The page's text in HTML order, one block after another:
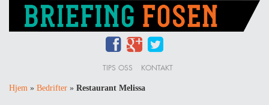
TIPS OSS KONTAKT
Hjem » Bedrifter » Restaurant Melissa